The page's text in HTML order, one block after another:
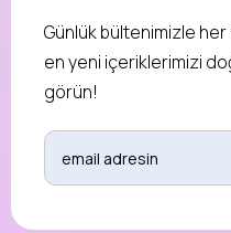
Günlük bültenimizle her
en yeni içeriklerimizi
görün!